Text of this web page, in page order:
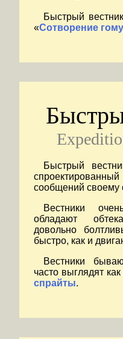
Быстрый
«Сотворение
Быстрый
сообщений своему
Вестники
обладают
довольно
быстро, как и
Вестники
часто выглядят
спрайты.